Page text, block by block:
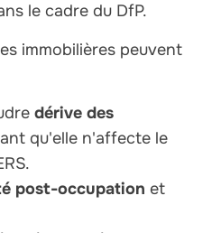
le cadre du DfP.
immobilières peuvent
dérive des
qu'elle n'affecte le
post-occupation et